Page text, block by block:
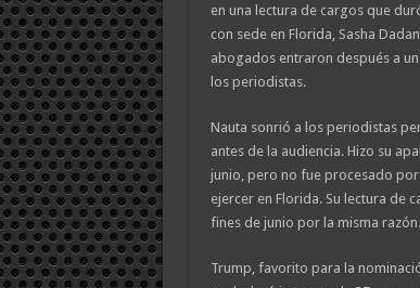
en una lectura de cargos que
con sede en Florida, Sasha
abogados entraron después a
los periodistas.
Nauta sonrió a los periodistas
antes de la audiencia. Hizo su
junio, pero no fue procesado
ejercer en Florida. Su lectura de
fines de junio por la misma razón.
Trump, favorito para la